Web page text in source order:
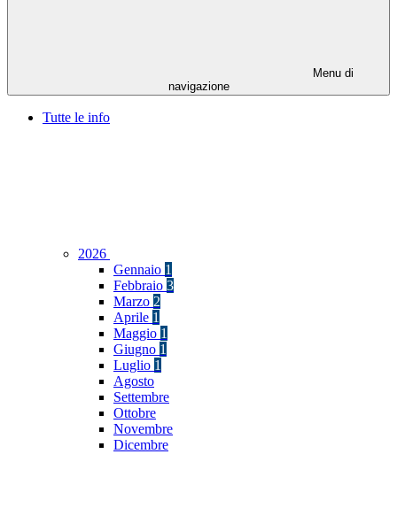
Menu di
navigazione
Tutte le info
2026
Gennaio 1
Febbraio 3
Marzo 2
Aprile 1
Maggio 1
Giugno 1
Luglio 1
Agosto
Settembre
Ottobre
Novembre
Dicembre